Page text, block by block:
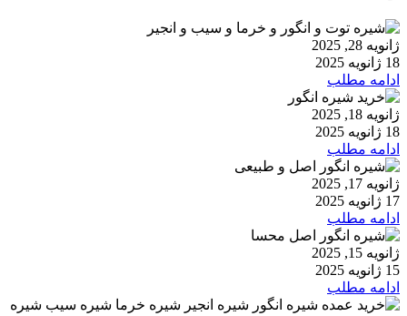
ژانویه 28, 2025
18 ژانویه 2025
ادامه مطلب
ژانویه 18, 2025
18 ژانویه 2025
ادامه مطلب
ژانویه 17, 2025
17 ژانویه 2025
ادامه مطلب
ژانویه 15, 2025
15 ژانویه 2025
ادامه مطلب